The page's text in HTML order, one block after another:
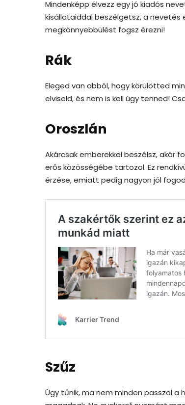
Mindenképp élvezz egy jó kiadós
kisállataiddal beszélgetsz, a
megkönnyebbülést fogsz érezni!
Rák
Eleged van abból, hogy körülötted
elviseld, és nem is kell úgy tenned!
Oroszlán
Akárcsak emberekkel beszélsz, akár
erős közösségébe tartozol. Ez
érzése, emiatt pedig nagyon jól
Szűz
Úgy tűnik, ma nem minden passzol a